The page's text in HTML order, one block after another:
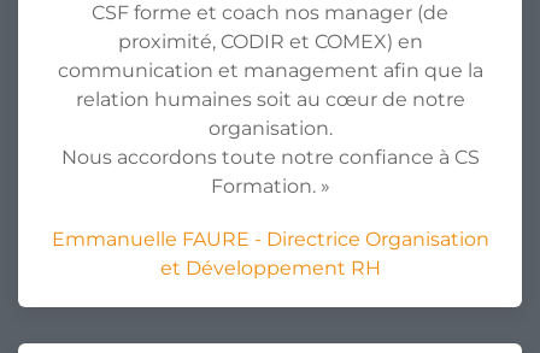
CSF forme et coach nos manager (de
proximité, CODIR et COMEX) en
communication et management afin que la
relation humaines soit au cœur de notre
organisation.
Nous accordons toute notre confiance à CS
Formation. »
Emmanuelle FAURE - Directrice Organisation
et Développement RH